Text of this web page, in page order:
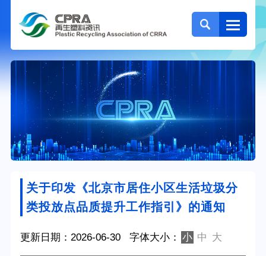
关于印发《北京市居住小区生活垃圾分
类投放点品质提升工作指引》的通知
更新日期：2026-06-30 字体大小： 小 中 大